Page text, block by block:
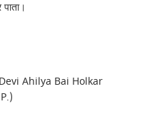
Ahilya Bai Holkar